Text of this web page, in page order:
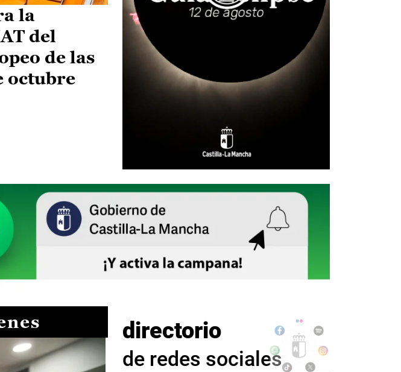
la
del
de las
octubre
directorio
de redes sociales